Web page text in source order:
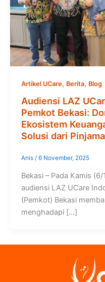
Artikel UCare, Berita, Blog
Audiensi LAZ
Pemkot Bekasi:
Ekosistem
Solusi dari
Anis / 6 November, 2025
Bekasi – Pada Kamis
audiensi LAZ UCare
(Pemkot) Bekasi
menghadapi […]